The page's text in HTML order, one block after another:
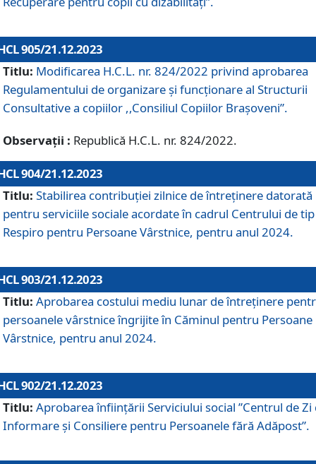
905/21.12.2023
Titlu: Modificarea H.C.L. nr. 824/2022 privind aprobarea
Regulamentului de organizare şi funcţionare al Structurii
Consultative a copiilor ,,Consiliul Copiilor Braşoveni”.
Observații : Republică H.C.L. nr. 824/2022.
904/21.12.2023
Titlu: Stabilirea contribuţiei zilnice de întreținere datorată
pentru serviciile sociale acordate în cadrul Centrului de tip
Respiro pentru Persoane Vârstnice, pentru anul 2024.
903/21.12.2023
Titlu: Aprobarea costului mediu lunar de întreţinere
persoanele vârstnice îngrijite în Căminul pentru Persoane
Vârstnice, pentru anul 2024.
902/21.12.2023
Titlu: Aprobarea înființării Serviciului social ”Centrul de Zi
Informare și Consiliere pentru Persoanele fără Adăpost”.